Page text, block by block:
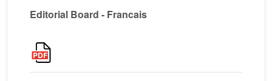
Editorial Board - Francais